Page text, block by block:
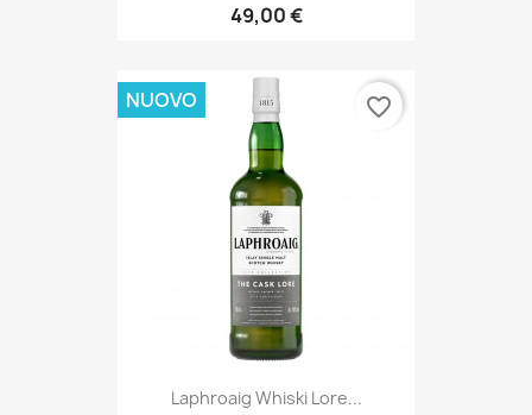
49,00 €
Laphroaig Whiski Lore...
NUOVO favorite_border